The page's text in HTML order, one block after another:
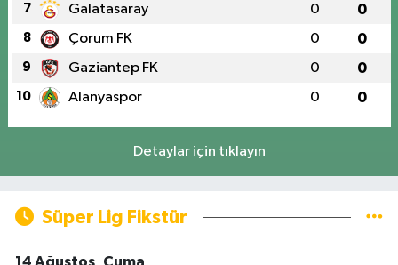
7 Galatasaray 0 0
8 Çorum FK 0 0
9 Gaziantep FK 0 0
10 Alanyaspor 0 0
Detaylar için tıklayın
Süper Lig Fikstür